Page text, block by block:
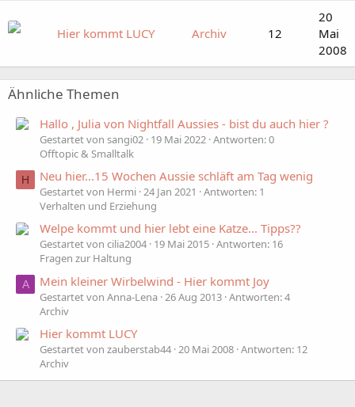
Hier kommt LUCY Archiv 12
20
Mai
2008
Ähnliche Themen
Hallo , Julia von Nightfall Aussies - bist du auch hier ?
Gestartet von sangi02 19 Mai 2022 Antworten: 0
Offtopic & Smalltalk
H Neu hier...15 Wochen Aussie schläft am Tag wenig
Gestartet von Hermi 24 Jan 2021
Antworten: 1
Verhalten und Erziehung
Welpe kommt und hier lebt eine Katze... Tipps??
Gestartet von cilia2004 19 Mai 2015 Antworten: 16
Fragen zur Haltung
A Mein kleiner Wirbelwind - Hier kommt Joy
Gestartet von Anna-Lena 26 Aug 2013 Antworten: 4
Archiv
Hier kommt LUCY
Gestartet von zauberstab44 20 Mai 2008 Antworten: 12
Archiv